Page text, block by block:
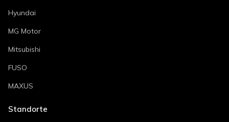
Hyundai
MG Motor
Mitsubishi
FUSO
MAXUS
Standorte